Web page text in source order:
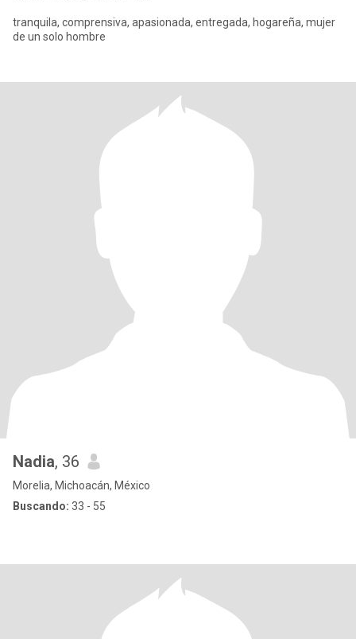
tranquila, comprensiva, apasionada, entregada, hogareña, mujer
de un solo hombre
Nadia, 36
Morelia, Michoacán, México
Buscando: 33 - 55